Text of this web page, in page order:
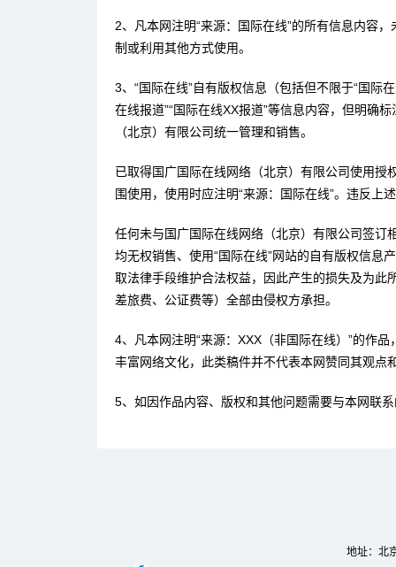
2、凡本网注明“来源：国际在线”的所有信息内容
制或利用其他方式使用。
3、“国际在线”自有版权信息（包括但不限于“国际
在线报道”“国际在线XX报道”等信息内容，但明确
（北京）有限公司统一管理和销售。
已取得国广国际在线网络（北京）有限公司使用
围使用，使用时应注明“来源：国际在线”。违反上
任何未与国广国际在线网络（北京）有限公司签订
均无权销售、使用“国际在线”网站的自有版权信息
取法律手段维护合法权益，因此产生的损失及为此
差旅费、公证费等）全部由侵权方承担。
4、凡本网注明“来源：XXX（非国际在线）”的作
丰富网络文化，此类稿件并不代表本网赞同其观点
5、如因作品内容、版权和其他问题需要与本网联
地址：北